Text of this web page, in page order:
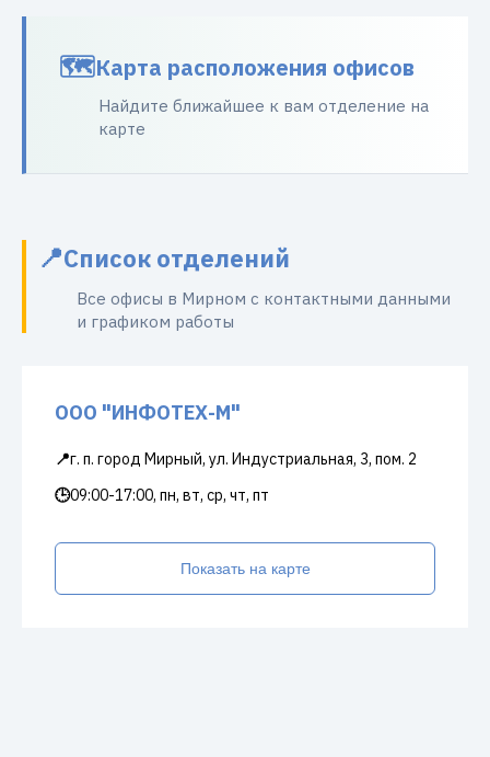
Карта расположения офисов
Найдите ближайшее к вам отделение на
карте
Список отделений
Все офисы в Мирном с контактными данными
и графиком работы
ООО "ИНФОТЕХ-М"
📍г. п. город Мирный, ул. Индустриальная, 3, пом. 2
🕒09:00-17:00, пн, вт, ср, чт, пт
Показать на карте